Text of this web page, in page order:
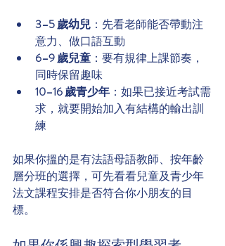
3–5 歲幼兒 ：先看老師能否帶動注
意力、做口語互動
6–9 歲兒童 ：要有規律上課節奏，
同時保留趣味
10–16 歲青少年 ：如果已接近考試需
求，就要開始加入有結構的輸出訓
練
如果你搵的是有法語母語教師、按年齡
層分班的選擇，可先看看兒童及青少年
法文課程安排是否符合你小朋友的目
標。